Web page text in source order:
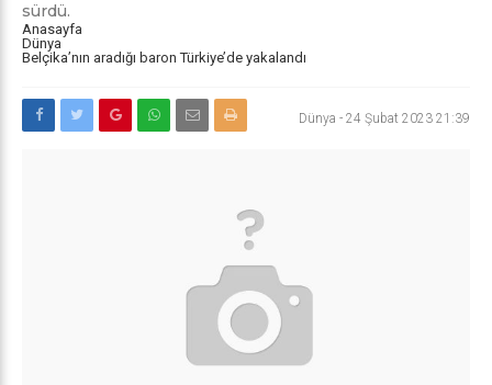
sürdü.
Anasayfa
Dünya
Belçika’nın aradığı baron Türkiye’de yakalandı
Dünya - 24 Şubat 2023 21:39